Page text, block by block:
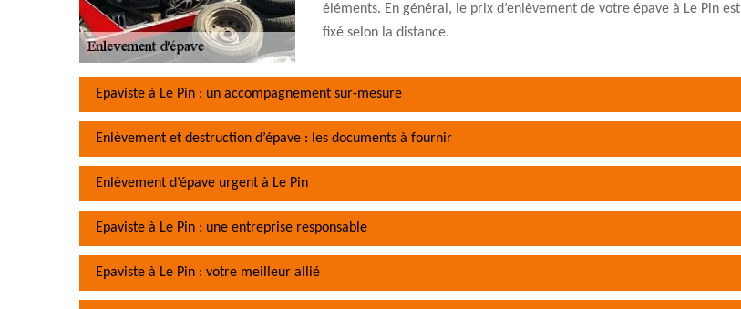
éléments. En général, le prix d’enlèvement de votre épave à Le Pin est
fixé selon la distance.
Epaviste à Le Pin : un accompagnement sur-mesure
Enlèvement et destruction d’épave : les documents à fournir
Enlèvement d’épave urgent à Le Pin
Epaviste à Le Pin : une entreprise responsable
Epaviste à Le Pin : votre meilleur allié